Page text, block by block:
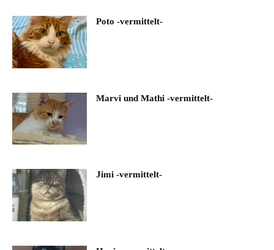
Poto -vermittelt-
Marvi und Mathi -vermittelt-
Jimi -vermittelt-